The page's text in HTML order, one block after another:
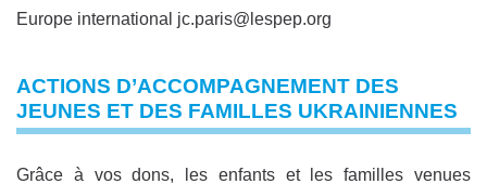
Europe international jc.paris@lespep.org
ACTIONS D’ACCOMPAGNEMENT DES
JEUNES ET DES FAMILLES UKRAINIENNES
Grâce à vos dons, les enfants et les familles venues